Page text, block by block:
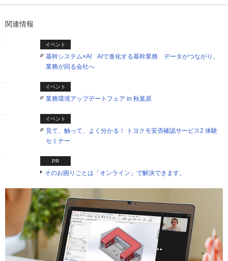
関連情報
イベント
基幹システム×AI AIで進化する基幹業務 データがつながり、
業務が回る会社へ
イベント
業務環境アップデートフェア in 秋葉原
イベント
見て、触って、よく分かる！ トヨクモ安否確認サービス2 体験
セミナー
PR
そのお困りごとは「オンライン」で解決できます。